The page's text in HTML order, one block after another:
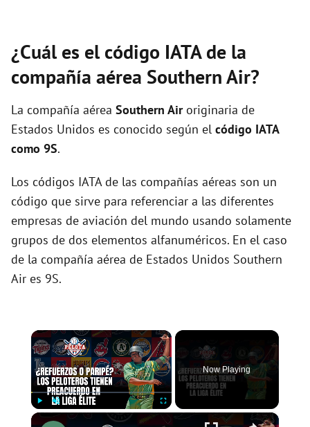
¿Cuál es el código IATA de la
compañía aérea Southern Air?
La compañía aérea Southern Airoriginaria de
Estados Unidos es conocido según el código IATA
como 9S.
Los códigos IATA de las compañías aéreas son un
código que sirve para referenciar a las diferentes
empresas de aviación del mundo usando solamente
grupos de dos elementos alfanuméricos. En el caso
de la compañía aérea de Estados Unidos Southern
Air es 9S.
×
Now Playing
×